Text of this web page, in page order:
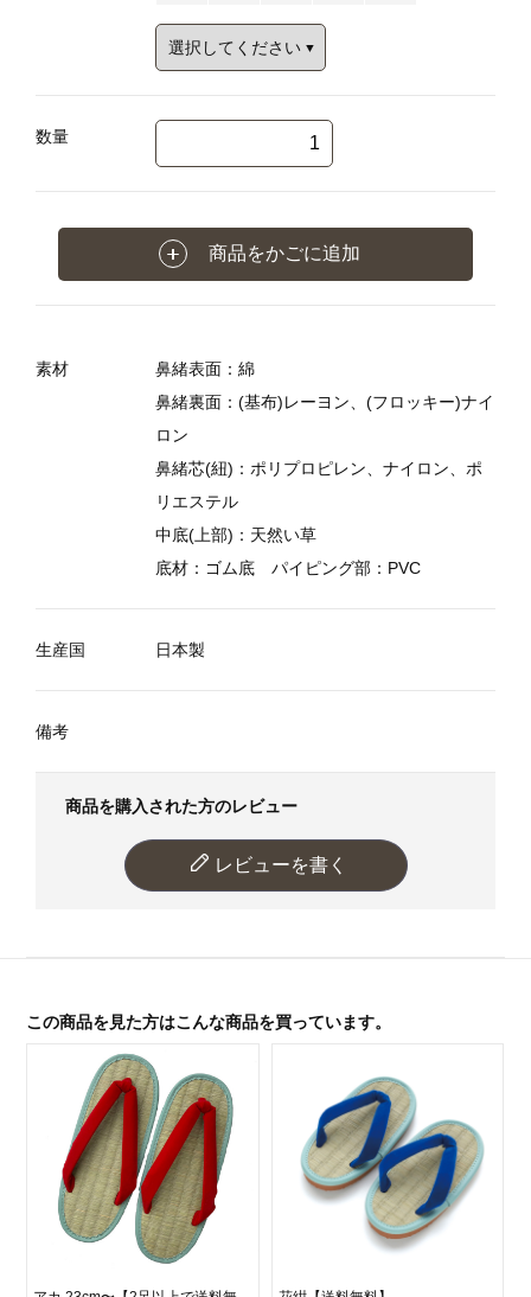
数量
商品をかごに追加
素材
鼻緒表面：綿
鼻緒裏面：(基布)レーヨン、(フロッキー)ナイ
ロン
鼻緒芯(紐)：ポリプロピレン、ナイロン、ポ
リエステル
中底(上部)：天然い草
底材：ゴム底 パイピング部：PVC
生産国 日本製
備考
商品を購入された方のレビュー
レビューを書く
この商品を見た方はこんな商品を買っています。